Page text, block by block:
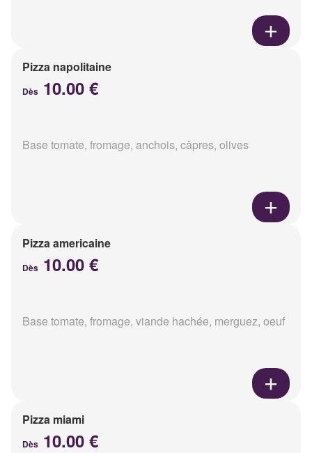
Pizza napolitaine
Dès 10.00 €
Base tomate, fromage, anchois, câpres, olives
Pizza americaine
Dès 10.00 €
Base tomate, fromage, viande hachée, merguez, oeuf
Pizza miami
Dès 10.00 €